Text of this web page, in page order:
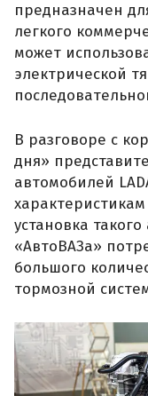
предназначен
легкого
может
электрической
В разговоре с
дня»
автомобилей
установка
«АвтоВАЗа»
большого
тормозной